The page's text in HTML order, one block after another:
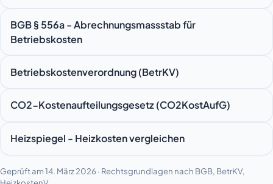
BGB § 556a - Abrechnungsmassstab für
Betriebskosten
Betriebskostenverordnung (BetrKV)
CO2-Kostenaufteilungsgesetz (CO2KostAufG)
Heizspiegel - Heizkosten vergleichen
Geprüft am 14. März 2026 · Rechtsgrundlagen nach BGB, BetrKV,